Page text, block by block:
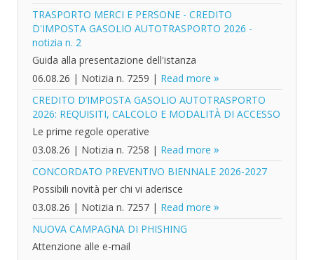
TRASPORTO MERCI E PERSONE - CREDITO
D'IMPOSTA GASOLIO AUTOTRASPORTO 2026 -
notizia n. 2
Guida alla presentazione dell'istanza
06.08.26 | Notizia n. 7259 | Read more
CREDITO D’IMPOSTA GASOLIO AUTOTRASPORTO
2026: REQUISITI, CALCOLO E MODALITÀ DI ACCESSO
Le prime regole operative
03.08.26 | Notizia n. 7258 | Read more
CONCORDATO PREVENTIVO BIENNALE 2026-2027
Possibili novità per chi vi aderisce
03.08.26 | Notizia n. 7257 | Read more
NUOVA CAMPAGNA DI PHISHING
Attenzione alle e-mail